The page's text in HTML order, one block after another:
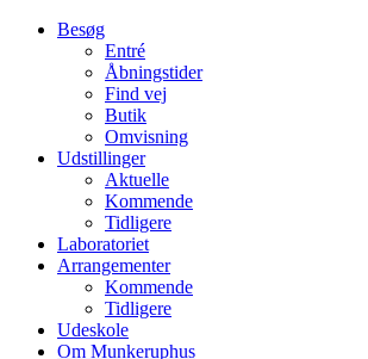
Besøg
Entré
Åbningstider
Find vej
Butik
Omvisning
Udstillinger
Aktuelle
Kommende
Tidligere
Laboratoriet
Arrangementer
Kommende
Tidligere
Udeskole
Om Munkeruphus